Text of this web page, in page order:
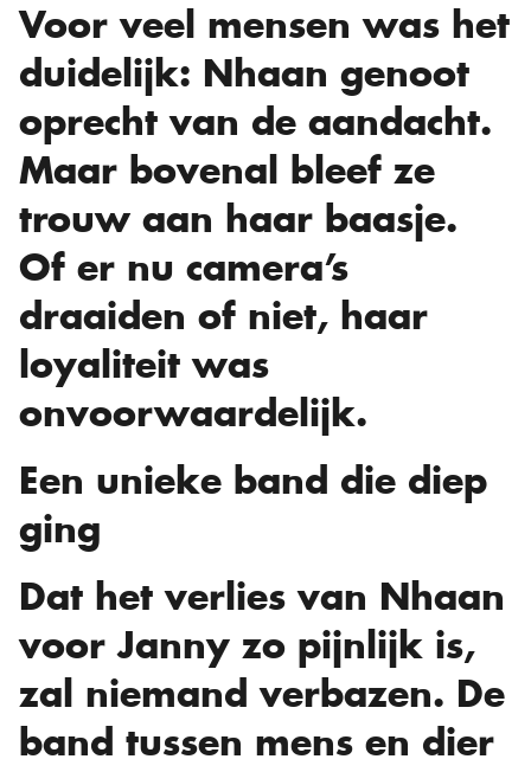
Voor veel mensen was het
duidelijk: Nhaan genoot
oprecht van de aandacht.
Maar bovenal bleef ze
trouw aan haar baasje.
Of er nu camera’s
draaiden of niet, haar
loyaliteit was
onvoorwaardelijk.
Een unieke band die diep
ging
Dat het verlies van Nhaan
voor Janny zo pijnlijk is,
zal niemand verbazen. De
band tussen mens en dier